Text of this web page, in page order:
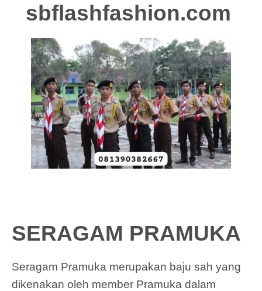
sbflashfashion.com
SERAGAM PRAMUKA
Seragam Pramuka merupakan baju sah yang
dikenakan oleh member Pramuka dalam